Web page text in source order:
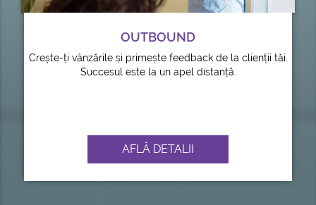
OUTBOUND
Crește-ți vânzările și primește feedback de la clienții tăi.
Succesul este la un apel distanță.
AFLĂ DETALII